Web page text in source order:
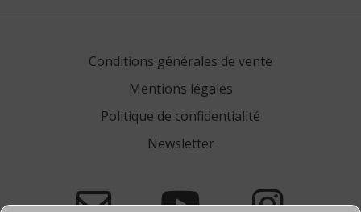
Conditions générales de vente
Mentions légales
Politique de confidentialité
Newsletter